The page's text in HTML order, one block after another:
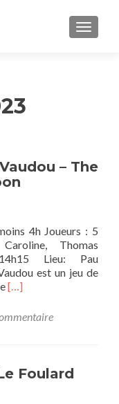
– The
4h Joueurs : 5
Thomas
Lieu: Pau
est un jeu de
En
plus
–
The
[…]
Foulard